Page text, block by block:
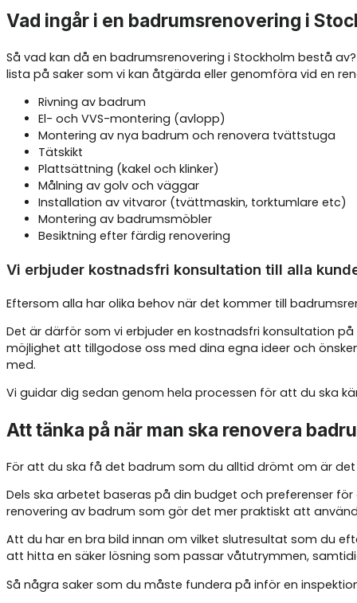
Vad ingår i en badrumsrenovering i
Så vad kan då en badrumsrenovering i Stockholm bestå
lista på saker som vi kan åtgärda eller genomföra vid en
Rivning av badrum
El- och VVS-montering (avlopp)
Montering av nya badrum och renovera tvättstuga
Tätskikt
Plattsättning (kakel och klinker)
Målning av golv och väggar
Installation av vitvaror (tvättmaskin, torktumlare etc)
Montering av badrumsmöbler
Besiktning efter färdig renovering
Vi erbjuder kostnadsfri konsultation till alla
Eftersom alla har olika behov när det kommer till
Det är därför som vi erbjuder en kostnadsfri konsultation
möjlighet att tillgodose oss med dina egna ideer och
med.
Vi guidar dig sedan genom hela processen för att du ska
Att tänka på när man ska renovera
För att du ska få det badrum som du alltid drömt om är
Dels ska arbetet baseras på din budget och preferenser
renovering av badrum som gör det mer praktiskt att
Att du har en bra bild innan om vilket slutresultat som du
att hitta en säker lösning som passar våtutrymmen,
Så några saker som du måste fundera på inför en